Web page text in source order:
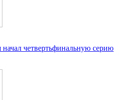
начал четвертьфинальную серию